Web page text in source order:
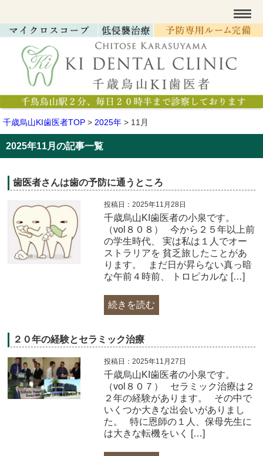
千歳烏山KI歯医者TOP > 2025年 > 11月
2025年11月の記事一覧
歯医者さんは歯の予防に通うところ
投稿日：2025年11月28日
千歳烏山KI歯医者の小泉です。
（vol８０８） 今から２５年以上前
の学生時代、 実は私は１人でオー
ストラリアを 貧乏旅したことがあ
ります。​ まだ日が昇らない真っ暗
な午前４時前、 トロピカルな […]
続きを読む
２０年の経験とセラミック治療
投稿日：2025年11月27日
千歳烏山KI歯医者の小泉です。
（vol８０７） セラミック治療は２
２年の経験があります。 その中で
いくつか大きな出会いがありまし
た。 特に恩師の１人、保母先生に
は大きな転機をいく […]